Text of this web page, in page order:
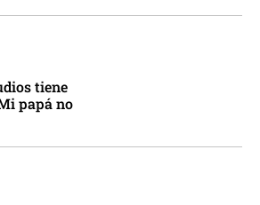
tiene
papá no